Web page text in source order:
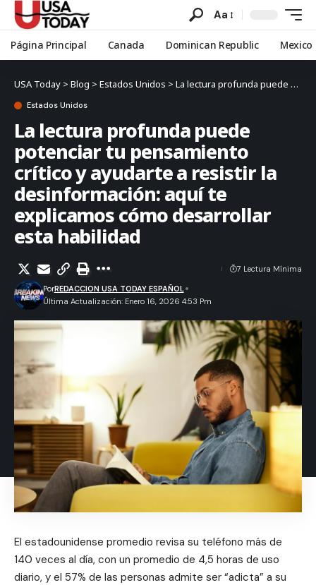
Aa
Página Principal Canada Dominican Republic Mexico
USA Today > Blog > Estados Unidos > La lectura profunda puede potenciar tu pensamiento crítico y ayudarte a resistir la desinformación: aquí te explicamos cómo desarrollar esta habilidad
Estados Unidos
La lectura profunda puede
potenciar tu pensamiento
crítico y ayudarte a resistir la
desinformación: aquí te
explicamos cómo desarrollar
esta habilidad
Última Actualización: Enero 16, 2026 4:53 Pm
PorREDACCION USA TODAY ESPAÑOL
7 Lectura Mínima
El estadounidense promedio revisa su teléfono más de
140 veces al día, con un promedio de 4,5 horas de uso
diario, y el 57% de las personas admite ser “adicta” a su